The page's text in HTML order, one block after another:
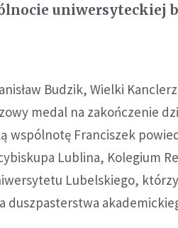
uniwersyteckiej
Budzik, Wielki
medal na zakończenie
wspólnotę Franciszek
Lublina, Kolegium
Lubelskiego,
duszpasterstwa